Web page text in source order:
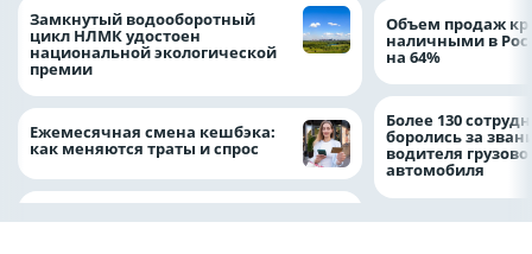
Замкнутый водооборотный
цикл НЛМК удостоен
национальной экологической
премии
Ежемесячная смена кешбэка:
как меняются траты и спрос
Объем продаж
наличными в
на 64%
Более 130
боролись за
водителя
автомобиля